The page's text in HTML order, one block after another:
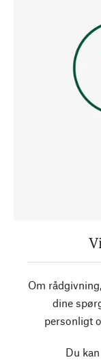
Om
dine
personligt
Du